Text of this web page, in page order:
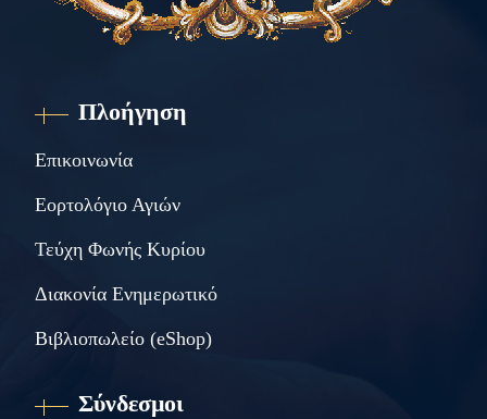
Πλοήγηση
Επικοινωνία
Εορτολόγιο Αγιών
Τεύχη Φωνής Κυρίου
Διακονία Ενημερωτικό
Βιβλιοπωλείο (eShop)
Σύνδεσμοι